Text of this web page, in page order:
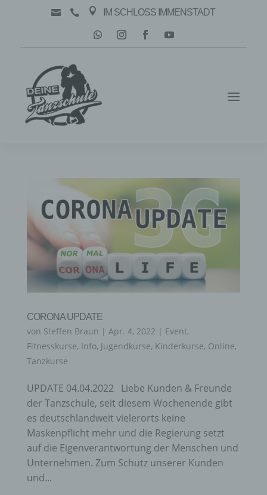
   IM SCHLOSS IMMENSTADT
CORONA UPDATE
von Steffen Braun | Apr. 4, 2022 | Event,
Fitnesskurse, Info, Jugendkurse, Kinderkurse, Online,
Tanzkurse
UPDATE 04.04.2022 Liebe Kunden & Freunde
der Tanzschule, seit diesem Wochenende gibt
es deutschlandweit vielerorts keine
Maskenpflicht mehr und die Regierung setzt
auf die Eigenverantwortung der Menschen und
Unternehmen. Zum Schutz unserer Kunden
und...